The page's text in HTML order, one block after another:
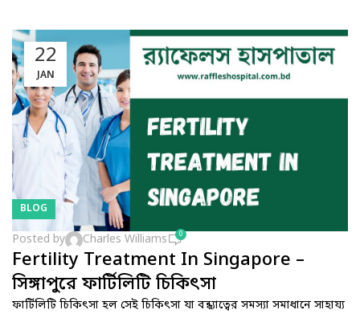
22
JAN
BLOG
Posted by Charles Williams 0
Fertility Treatment In Singapore –
সিঙ্গাপুরে ফার্টিলিটি চিকিৎসা
ফার্টিলিটি চিকিৎসা হল সেই চিকিৎসা যা বন্ধ্যাত্বের সমস্যা সমাধানে সাহায্য